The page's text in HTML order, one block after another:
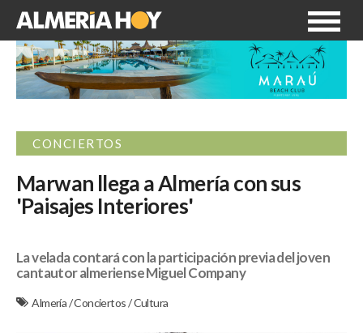
CONCIERTOS
Marwan llega a Almería con sus
'Paisajes Interiores'
La velada contará con la participación previa del joven
cantautor almeriense Miguel Company
Almería/Conciertos/Cultura